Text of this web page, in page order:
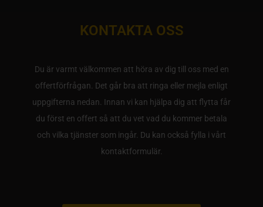
KONTAKTA OSS
Du är varmt välkommen att höra av dig till oss med en
offertförfrågan. Det går bra att ringa eller mejla enligt
uppgifterna nedan. Innan vi kan hjälpa dig att flytta får
du först en offert så att du vet vad du kommer betala
och vilka tjänster som ingår. Du kan också fylla i vårt
kontaktformulär.